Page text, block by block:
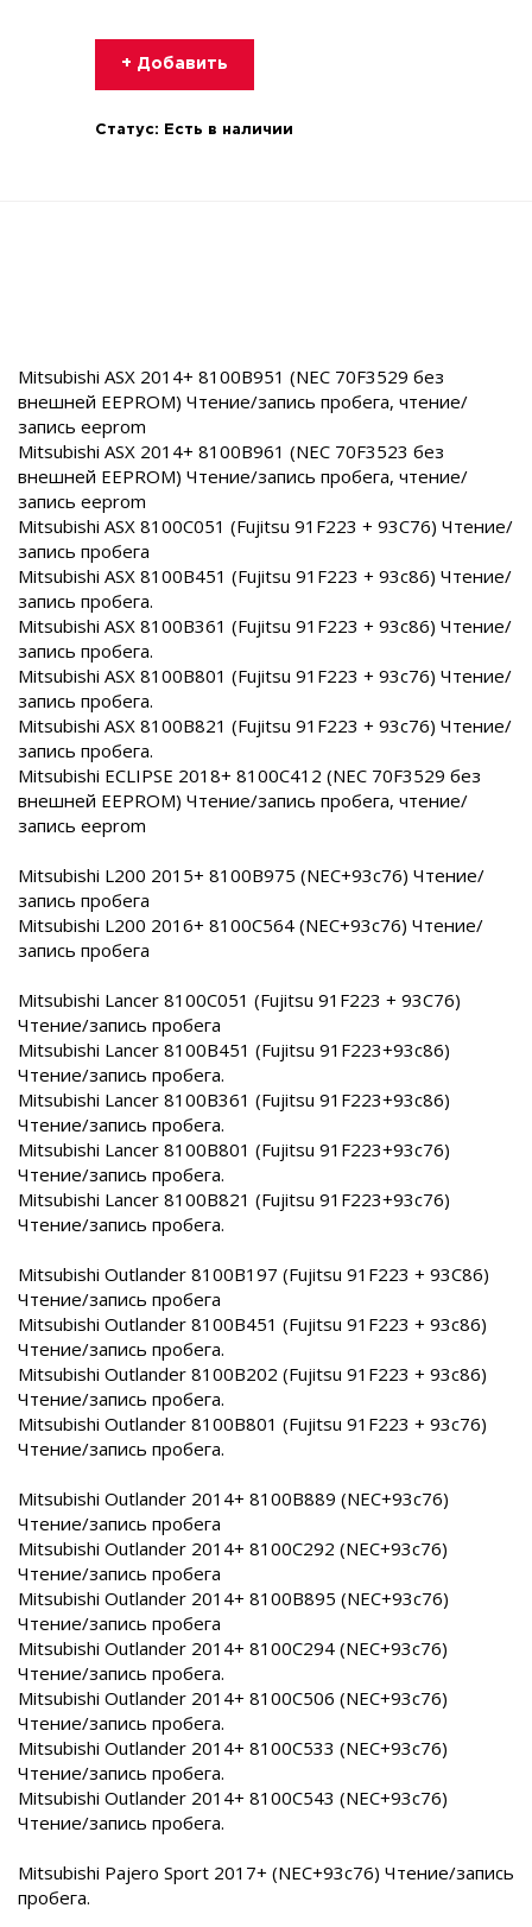
+ Добавить
Статус: Есть в наличии
Mitsubishi ASX 2014+ 8100B951 (NEC 70F3529 без
внешней EEPROM) Чтение/запись пробега, чтение/
запись eeprom
Mitsubishi ASX 2014+ 8100B961 (NEC 70F3523 без
внешней EEPROM) Чтение/запись пробега, чтение/
запись eeprom
Mitsubishi ASX 8100C051 (Fujitsu 91F223 + 93C76) Чтение/
запись пробега
Mitsubishi ASX 8100B451 (Fujitsu 91F223 + 93c86) Чтение/
запись пробега.
Mitsubishi ASX 8100B361 (Fujitsu 91F223 + 93c86) Чтение/
запись пробега.
Mitsubishi ASX 8100B801 (Fujitsu 91F223 + 93c76) Чтение/
запись пробега.
Mitsubishi ASX 8100B821 (Fujitsu 91F223 + 93c76) Чтение/
запись пробега.
Mitsubishi ECLIPSE 2018+ 8100C412 (NEC 70F3529 без
внешней EEPROM) Чтение/запись пробега, чтение/
запись eeprom
Mitsubishi L200 2015+ 8100B975 (NEC+93c76) Чтение/
запись пробега
Mitsubishi L200 2016+ 8100C564 (NEC+93c76) Чтение/
запись пробега
Mitsubishi Lancer 8100C051 (Fujitsu 91F223 + 93C76)
Чтение/запись пробега
Mitsubishi Lancer 8100B451 (Fujitsu 91F223+93c86)
Чтение/запись пробега.
Mitsubishi Lancer 8100B361 (Fujitsu 91F223+93c86)
Чтение/запись пробега.
Mitsubishi Lancer 8100B801 (Fujitsu 91F223+93c76)
Чтение/запись пробега.
Mitsubishi Lancer 8100B821 (Fujitsu 91F223+93c76)
Чтение/запись пробега.
Mitsubishi Outlander 8100B197 (Fujitsu 91F223 + 93C86)
Чтение/запись пробега
Mitsubishi Outlander 8100B451 (Fujitsu 91F223 + 93c86)
Чтение/запись пробега.
Mitsubishi Outlander 8100B202 (Fujitsu 91F223 + 93c86)
Чтение/запись пробега.
Mitsubishi Outlander 8100B801 (Fujitsu 91F223 + 93c76)
Чтение/запись пробега.
Mitsubishi Outlander 2014+ 8100B889 (NEC+93c76)
Чтение/запись пробега
Mitsubishi Outlander 2014+ 8100C292 (NEC+93c76)
Чтение/запись пробега
Mitsubishi Outlander 2014+ 8100B895 (NEC+93c76)
Чтение/запись пробега
Mitsubishi Outlander 2014+ 8100C294 (NEC+93c76)
Чтение/запись пробега.
Mitsubishi Outlander 2014+ 8100C506 (NEC+93c76)
Чтение/запись пробега.
Mitsubishi Outlander 2014+ 8100C533 (NEC+93c76)
Чтение/запись пробега.
Mitsubishi Outlander 2014+ 8100C543 (NEC+93c76)
Чтение/запись пробега.
Mitsubishi Pajero Sport 2017+ (NEC+93c76) Чтение/запись
пробега.